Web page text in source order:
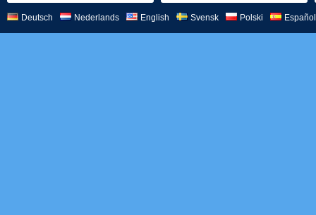
Deutsch Nederlands English Svensk Polski Español